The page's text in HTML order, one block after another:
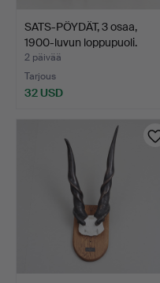
SATS-PÖYDÄT, 3 osaa,
1900-luvun loppupuoli.
2 päivää
Tarjous
32 USD